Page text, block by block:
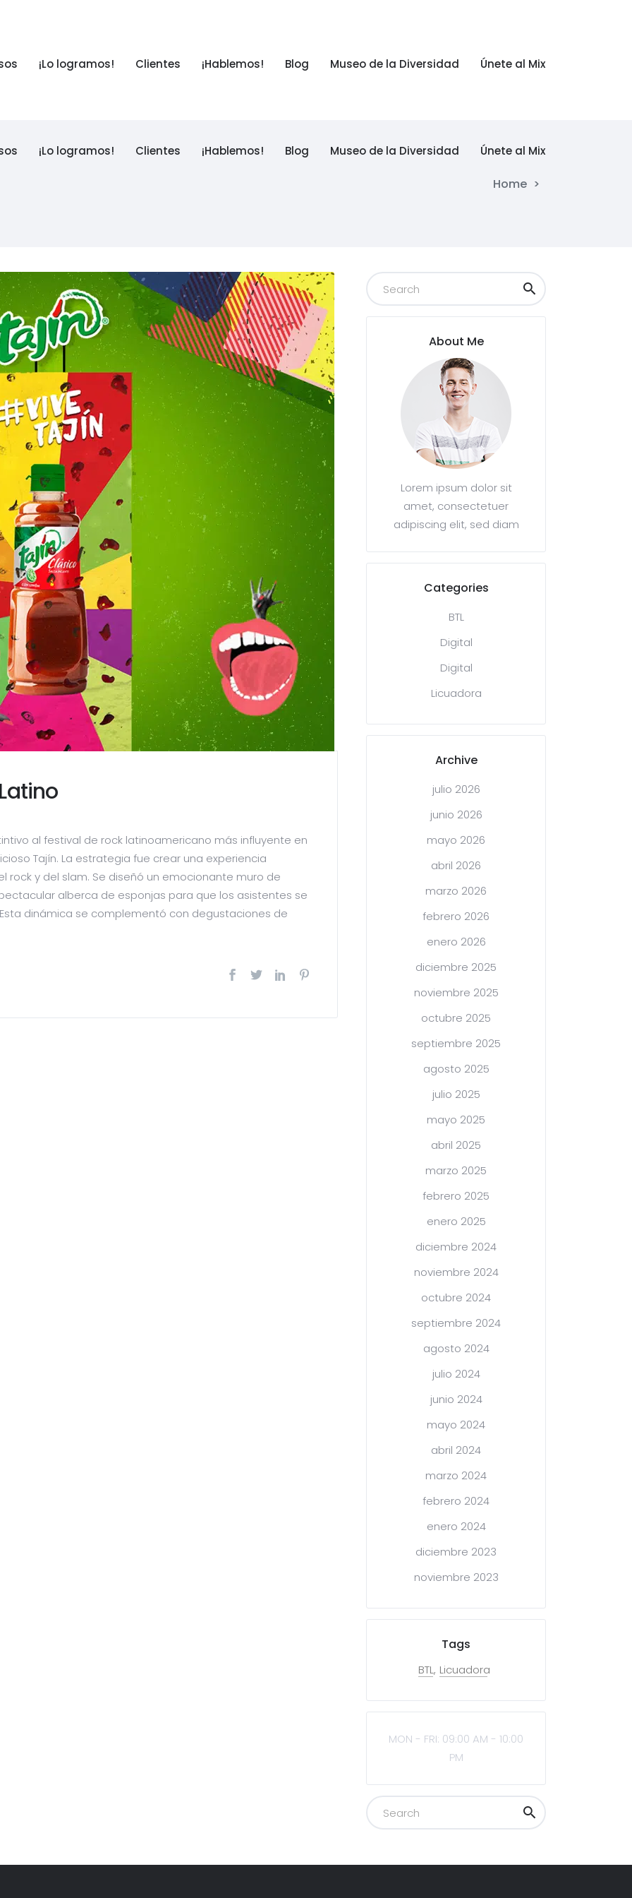
¡Lo logramos! Clientes ¡Hablemos! Blog Museo de la Diversidad Únete al Mix
¡Lo logramos! Clientes ¡Hablemos! Blog Museo de la Diversidad Únete al Mix
Home >
al festival de rock latinoamericano más influyente en
Tajín. La estrategia fue crear una experiencia
y del slam. Se diseñó un emocionante muro de
alberca de esponjas para que los asistentes se
dinámica se complementó con degustaciones de
About Me
Lorem ipsum dolor sit
amet, consectetuer
adipiscing elit, sed diam
Categories
BTL
Digital
Digital
Licuadora
Archive
julio 2026
junio 2026
mayo 2026
abril 2026
marzo 2026
febrero 2026
enero 2026
diciembre 2025
noviembre 2025
octubre 2025
septiembre 2025
agosto 2025
julio 2025
mayo 2025
abril 2025
marzo 2025
febrero 2025
enero 2025
diciembre 2024
noviembre 2024
octubre 2024
septiembre 2024
agosto 2024
julio 2024
junio 2024
mayo 2024
abril 2024
marzo 2024
febrero 2024
enero 2024
diciembre 2023
noviembre 2023
Tags
BTL Licuadora
MON - FRI: 09:00 AM - 10:00
PM